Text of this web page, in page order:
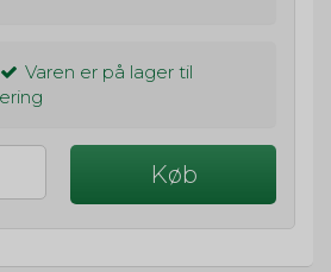
Varen er på lager til
Køb